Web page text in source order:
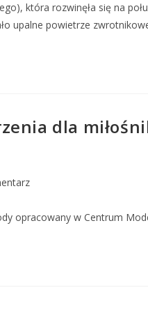
która rozwinęła się na
upalne powietrze
dla
opracowany w Centrum